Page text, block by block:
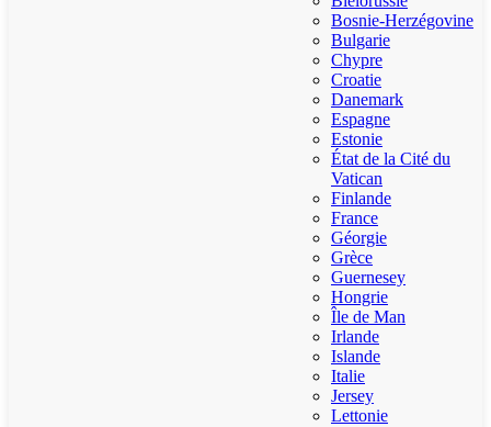
Bosnie-Herzégovine
Bulgarie
Chypre
Croatie
Danemark
Espagne
Estonie
État de la Cité du
Vatican
Finlande
France
Géorgie
Grèce
Guernesey
Hongrie
Île de Man
Irlande
Islande
Italie
Jersey
Lettonie